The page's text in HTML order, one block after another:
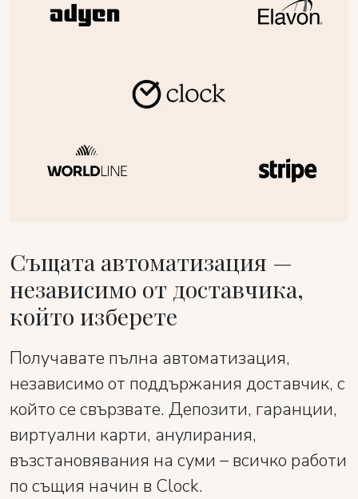
Същата автоматизация —
независимо от доставчика,
който изберете
Получавате пълна автоматизация,
независимо от поддържания доставчик, с
който се свързвате. Депозити, гаранции,
виртуални карти, анулирания,
възстановявания на суми – всичко работи
по същия начин в Clock.